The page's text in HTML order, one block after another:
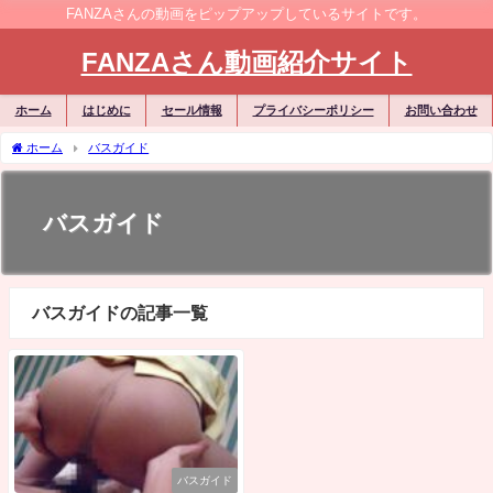
FANZAさんの動画をピップアップしているサイトです。
FANZAさん動画紹介サイト
ホーム はじめに セール情報 プライバシーポリシー お問い合わせ
ホーム バスガイド
バスガイド
バスガイドの記事一覧
バスガイド